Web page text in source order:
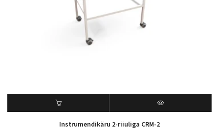
Instrumendikäru 2-riiuliga CRM-2